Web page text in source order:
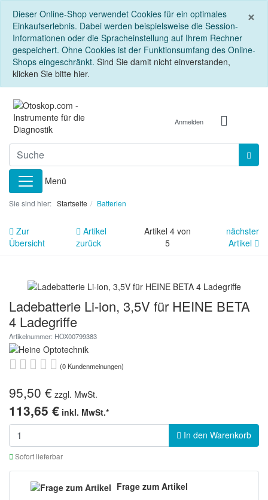
×
Dieser Online-Shop verwendet Cookies für ein optimales
Einkaufserlebnis. Dabei werden beispielsweise die Session-
Informationen oder die Spracheinstellung auf Ihrem Rechner
gespeichert. Ohne Cookies ist der Funktionsumfang des Online-
Shops eingeschränkt. Sind Sie damit nicht einverstanden,
klicken Sie bitte hier.
Anmelden
Menü
Sie sind hier: Startseite Batterien
Zur
Übersicht
Artikel
zurück
Artikel 4 von
5
nächster
Artikel
Ladebatterie Li-ion, 3,5V für HEINE BETA
4 Ladegriffe
Artikelnummer: HOX00799383
(0 Kundenmeinungen)
95,50 € zzgl. MwSt.
113,65 € inkl. MwSt.*
In den Warenkorb
Sofort lieferbar
Frage zum Artikel